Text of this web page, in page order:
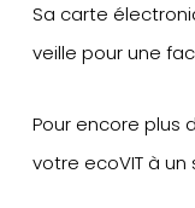
Sa carte
veille pour une
Pour encore plus
votre ecoVIT à un